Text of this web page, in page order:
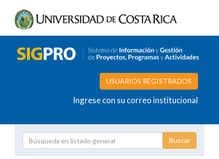
USUARIOS REGISTRADOS
Ingrese con su correo institucional